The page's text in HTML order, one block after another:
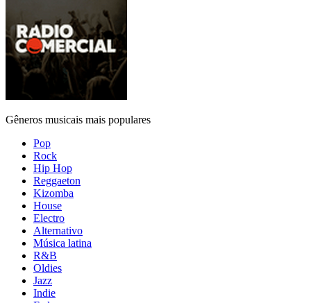
Gêneros musicais mais populares
Pop
Rock
Hip Hop
Reggaeton
Kizomba
House
Electro
Alternativo
Música latina
R&B
Oldies
Jazz
Indie